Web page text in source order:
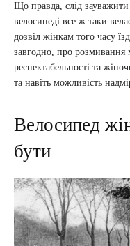
Що правда, слід зауважити
велосипеді все ж таки
дозвіл жінкам того часу
завгодно, про розмивання
респектабельності та
та навіть можливість
Велосипед
бути